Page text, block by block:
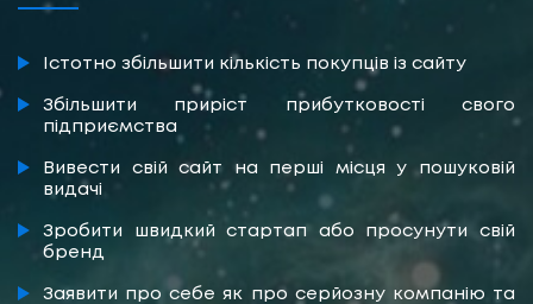
Істотно збільшити кількість покупців із сайту
Збільшити приріст прибутковості свого
підприємства
Вивести свій сайт на перші місця у пошуковій
видачі
Зробити швидкий стартап або просунути свій
бренд
Заявити про себе як про серйозну компанію та